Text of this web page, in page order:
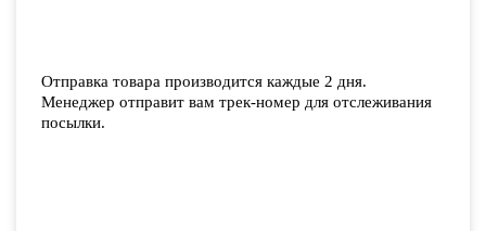
Отправка товара производится каждые 2 дня.
Менеджер отправит вам трек-номер для отслеживания
посылки.